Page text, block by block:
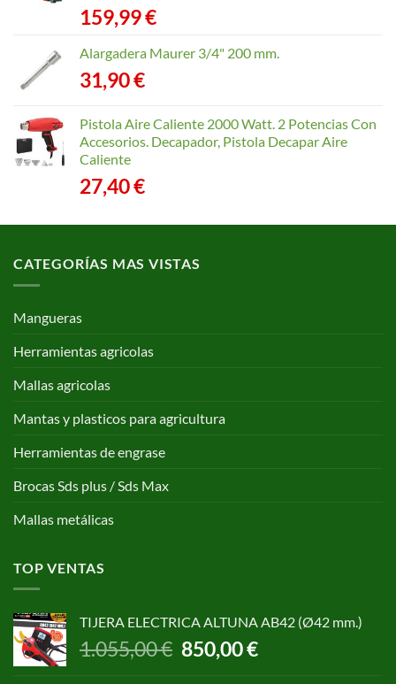
159,99€
Alargadera Maurer 3/4" 200 mm.
31,90€
Pistola Aire Caliente 2000 Watt. 2 Potencias Con
Accesorios. Decapador, Pistola Decapar Aire
Caliente
27,40€
CATEGORÍAS MAS VISTAS
Mangueras
Herramientas agricolas
Mallas agricolas
Mantas y plasticos para agricultura
Herramientas de engrase
Brocas Sds plus / Sds Max
Mallas metálicas
TOP VENTAS
TIJERA ELECTRICA ALTUNA AB42 (Ø42 mm.)
1.055,00€ El
precio
850,00€El